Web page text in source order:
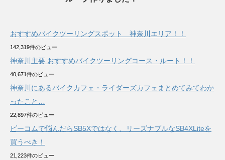
おすすめバイクツーリングスポット 神奈川エリア！！
142,319件のビュー
神奈川主要 おすすめバイクツーリングコース・ルート！！
40,671件のビュー
神奈川にあるバイクカフェ・ライダーズカフェまとめてみてわか
ったこと…
22,897件のビュー
ビーコムで悩んだらSB5Xではなく、リーズナブルなSB4XLiteを
買うべき！
21,223件のビュー